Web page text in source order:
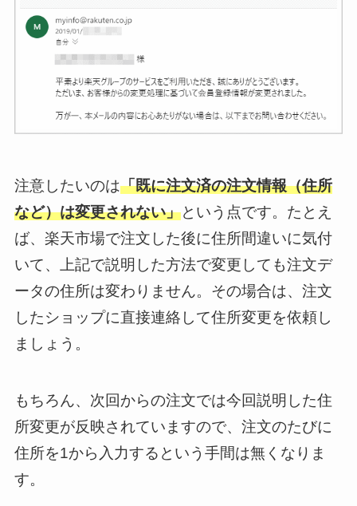
注意したいのは「既に注文済の注文情報（住所
など）は変更されない」という点です。たとえ
ば、楽天市場で注文した後に住所間違いに気付
いて、上記で説明した方法で変更しても注文デ
ータの住所は変わりません。その場合は、注文
したショップに直接連絡して住所変更を依頼し
ましょう。
もちろん、次回からの注文では今回説明した住
所変更が反映されていますので、注文のたびに
住所を1から入力するという手間は無くなりま
す。